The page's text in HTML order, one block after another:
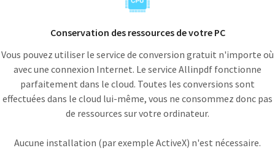
Conservation des ressources de votre PC
Vous pouvez utiliser le service de conversion gratuit n'importe où
avec une connexion Internet. Le service Allinpdf fonctionne
parfaitement dans le cloud. Toutes les conversions sont
effectuées dans le cloud lui-même, vous ne consommez donc pas
de ressources sur votre ordinateur.
Aucune installation (par exemple ActiveX) n'est nécessaire.